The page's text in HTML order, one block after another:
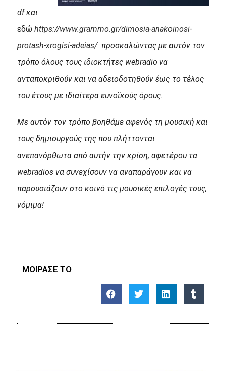
dfκαι
εδώ https://www.grammo.gr/dimosia-anakoinosi-
protash-xrogisi-adeias/προσκαλώντας με αυτόν τον
τρόπο όλους τους ιδιοκτήτες webradio να
ανταποκριθούν και να αδειοδοτηθούν έως το τέλος
του έτους με ιδιαίτερα ευνοϊκούς όρους.
Με αυτόν τον τρόπο βοηθάμε αφενός τη μουσική και
τους δημιουργούς της που πλήττονται
ανεπανόρθωτα από αυτήν την κρίση, αφετέρου τα
webradios να συνεχίσουν να αναπαράγουν και να
παρουσιάζουν στο κοινό τις μουσικές επιλογές τους,
νόμιμα!
ΜΟΙΡΑΣΕ ΤΟ